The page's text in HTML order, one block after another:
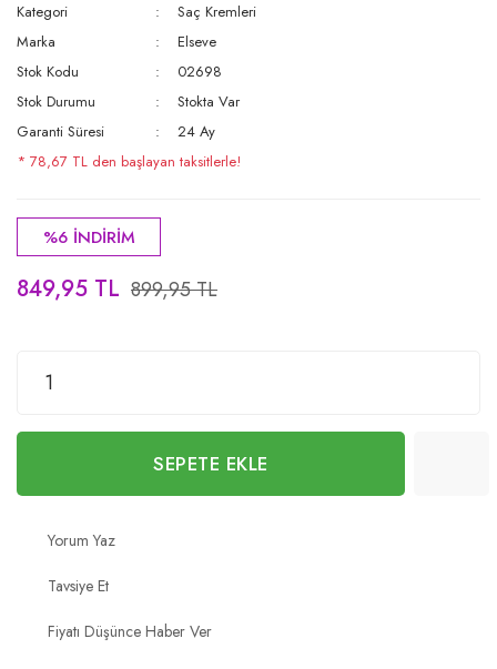
Kategori
Saç Kremleri
Marka
Elseve
Stok Kodu
02698
Stok Durumu
Stokta Var
Garanti Süresi
24 Ay
* 78,67 TL den başlayan taksitlerle!
%6 İNDİRİM
849,95 TL 899,95 TL
SEPETE EKLE
Yorum Yaz
Tavsiye Et
Fiyatı Düşünce Haber Ver